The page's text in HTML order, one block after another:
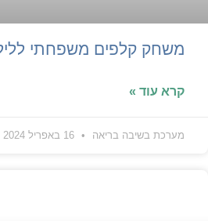
משחק קלפים משפחתי לליל
קרא עוד »
מערכת בשיבה בריאה